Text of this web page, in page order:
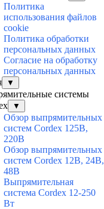
Политика
использования файлов
cookie
Политика обработки
персональных данных
Согласие на обработку
персональных данных
▼
системы
▼
Обзор выпрямительных
систем Cordex 125В,
220В
Обзор выпрямительных
систем Cordex 12В, 24В,
48В
Выпрямительная
система Cordex 12-250
Вт